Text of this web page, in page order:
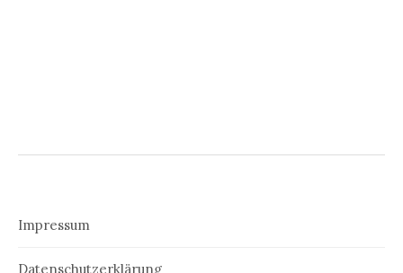
Impressum
Datenschutzerklärung